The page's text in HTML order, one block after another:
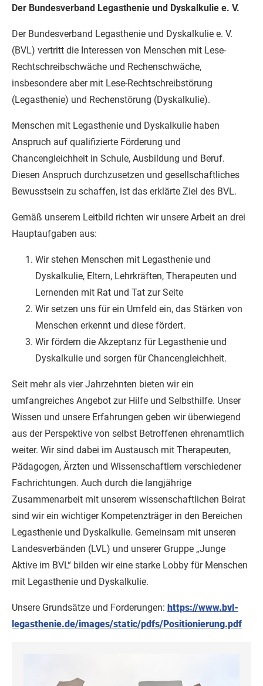
Der Bundesverband Legasthenie und Dyskalkulie e. V.
Der Bundesverband Legasthenie und Dyskalkulie e. V.
(BVL) vertritt die Interessen von Menschen mit Lese-
Rechtschreibschwäche und Rechenschwäche,
insbesondere aber mit Lese-Rechtschreibstörung
(Legasthenie) und Rechenstörung (Dyskalkulie).
Menschen mit Legasthenie und Dyskalkulie haben
Anspruch auf qualifizierte Förderung und
Chancengleichheit in Schule, Ausbildung und Beruf.
Diesen Anspruch durchzusetzen und gesellschaftliches
Bewusstsein zu schaffen, ist das erklärte Ziel des BVL.
Gemäß unserem Leitbild richten wir unsere Arbeit an drei
Hauptaufgaben aus:
Wir stehen Menschen mit Legasthenie und
Dyskalkulie, Eltern, Lehrkräften, Therapeuten und
Lernenden mit Rat und Tat zur Seite
Wir setzen uns für ein Umfeld ein, das Stärken von
Menschen erkennt und diese fördert.
Wir fördern die Akzeptanz für Legasthenie und
Dyskalkulie und sorgen für Chancengleichheit.
Seit mehr als vier Jahrzehnten bieten wir ein
umfangreiches Angebot zur Hilfe und Selbsthilfe. Unser
Wissen und unsere Erfahrungen geben wir überwiegend
aus der Perspektive von selbst Betroffenen ehrenamtlich
weiter. Wir sind dabei im Austausch mit Therapeuten,
Pädagogen, Ärzten und Wissenschaftlern verschiedener
Fachrichtungen. Auch durch die langjährige
Zusammenarbeit mit unserem wissenschaftlichen Beirat
sind wir ein wichtiger Kompetenzträger in den Bereichen
Legasthenie und Dyskalkulie. Gemeinsam mit unseren
Landesverbänden (LVL) und unserer Gruppe „Junge
Aktive im BVL“ bilden wir eine starke Lobby für Menschen
mit Legasthenie und Dyskalkulie.
Unsere Grundsätze und Forderungen: https://www.bvl-
legasthenie.de/images/static/pdfs/Positionierung.pdf